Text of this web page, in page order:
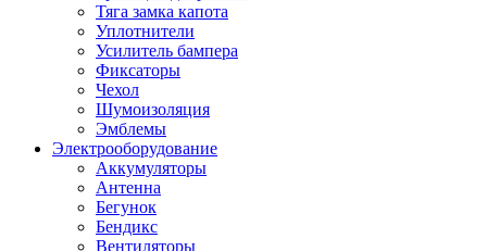
Тяга замка капота
Уплотнители
Усилитель бампера
Фиксаторы
Чехол
Шумоизоляция
Эмблемы
Электрооборудование
Аккумуляторы
Антенна
Бегунок
Бендикс
Вентиляторы